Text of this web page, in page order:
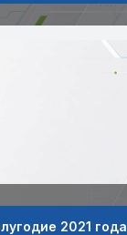
2021 года